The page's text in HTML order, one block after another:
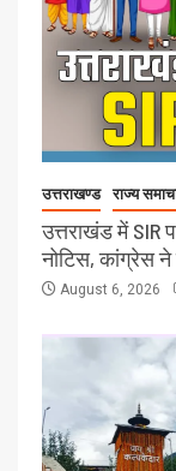
उत्तराखण्ड राज्य
उत्तराखंड में SIR
नोटिस, कांग्रेस
August 6, 2026